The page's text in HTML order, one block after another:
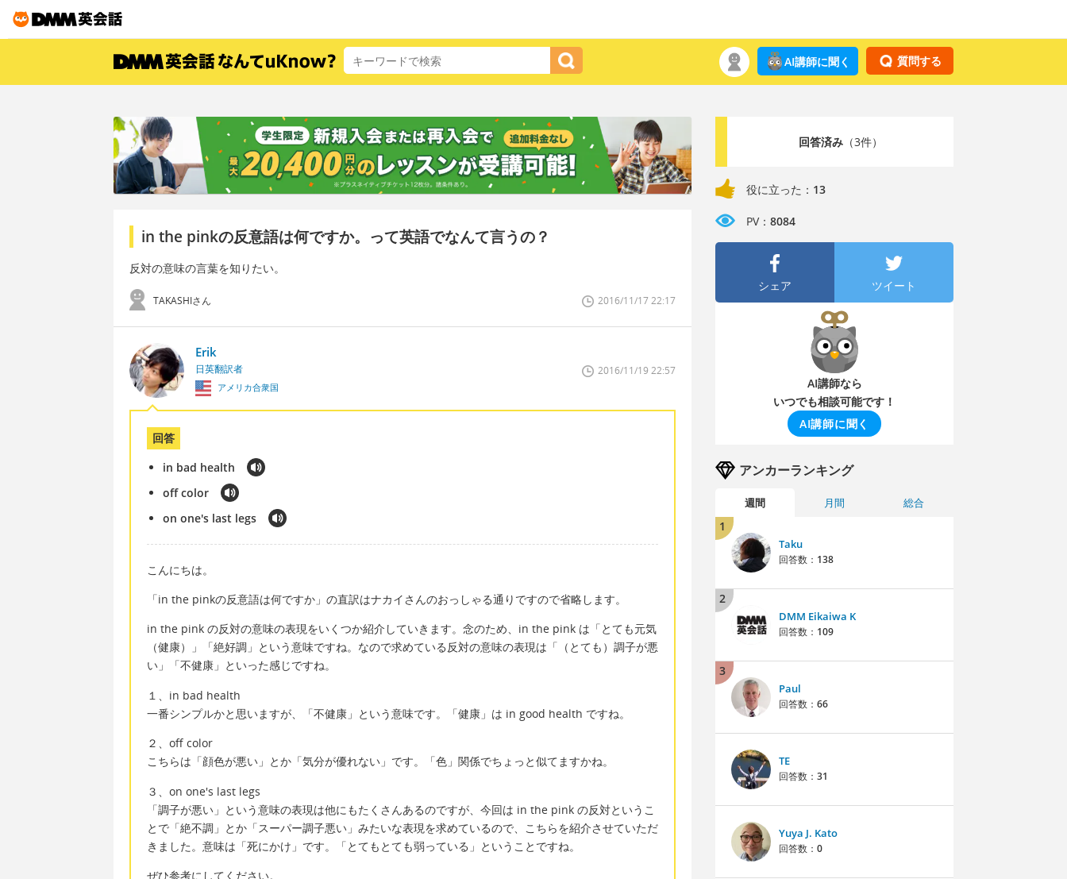
質問する
AI講師に聞く
in the pinkの反意語は何ですか。って英語でなんて言うの？
反対の意味の言葉を知りたい。
TAKASHIさん 2016/11/17 22:17
Erik
日英翻訳者
アメリカ合衆国
2016/11/19 22:57
回答
in bad health
off color
on one's last legs
こんにちは。
「in the pinkの反意語は何ですか」の直訳はナカイさんのおっしゃる通りですので省略します。
in the pink の反対の意味の表現をいくつか紹介していきます。念のため、in the pink は「とても元気
（健康）」「絶好調」という意味ですね。なので求めている反対の意味の表現は「（とても）調子が悪
い」「不健康」といった感じですね。
１、in bad health
一番シンプルかと思いますが、「不健康」という意味です。「健康」は in good health ですね。
２、off color
こちらは「顔色が悪い」とか「気分が優れない」です。「色」関係でちょっと似てますかね。
３、on one's last legs
「調子が悪い」という意味の表現は他にもたくさんあるのですが、今回は in the pink の反対というこ
とで「絶不調」とか「スーパー調子悪い」みたいな表現を求めているので、こちらを紹介させていただ
きました。意味は「死にかけ」です。「とてもとても弱っている」ということですね。
ぜひ参考にしてください。
回答済み（3件）
役に立った： 13
PV： 8084
シェア ツイート
AI講師なら
いつでも相談可能です！
AI講師に聞く
アンカーランキング
週間 月間 総合
1
Taku
回答数： 138
2
DMM Eikaiwa K
回答数： 109
3
Paul
回答数： 66
TE
回答数： 31
Yuya J. Kato
回答数： 0